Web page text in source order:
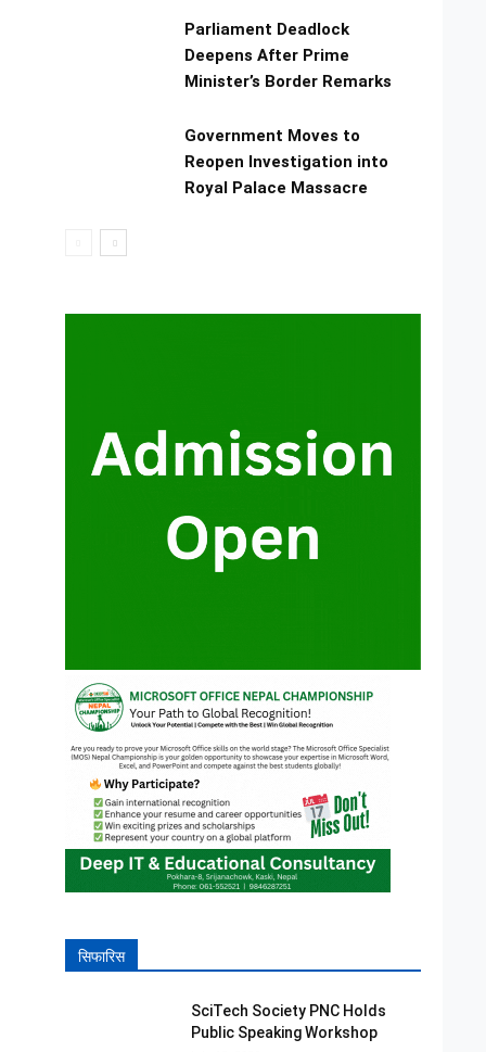
Parliament Deadlock
Deepens After Prime
Minister’s Border Remarks
Government Moves to
Reopen Investigation into
Royal Palace Massacre
सिफारिस
SciTech Society PNC Holds
Public Speaking Workshop